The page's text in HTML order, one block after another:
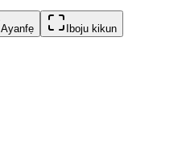
Ayanfẹ Iboju kikun